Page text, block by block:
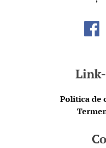
Politica de